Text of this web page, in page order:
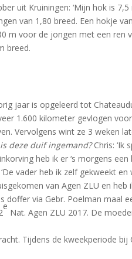
uit Kruiningen: ‘Mijn hok is
van 1,80 breed. Een hokje
m voor de jongen met een ren
breed.
jaar is opgeleerd tot
1.600 kilometer gevlogen
Vervolgens wint ze 3 weken
deze duif ingemand?Chris: ‘Ik
heb ik er ‘s morgens een
vader heb ik zelf gekweekt
van Agen ZLU en
via Gebr. Poelman maal
e
Nat. Agen ZLU 2017. De
Tijdens de kweekperiode